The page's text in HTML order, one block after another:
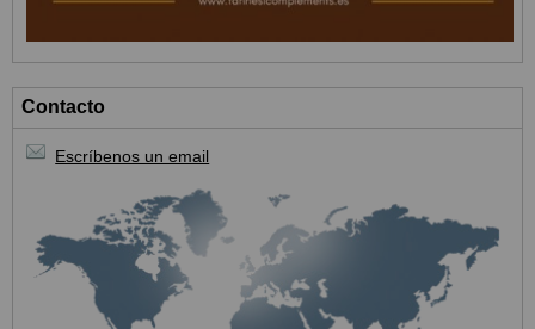
Contacto
Escríbenos un email